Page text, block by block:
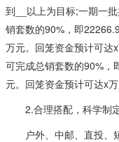
到__以上为目标;一期一
销套数的90%，即
万元。回笼资金预计可达
可完成总销套数的90%，
元。回笼资金预计可达x万
2.合理搭配，科学制
户外、中邮、直投、